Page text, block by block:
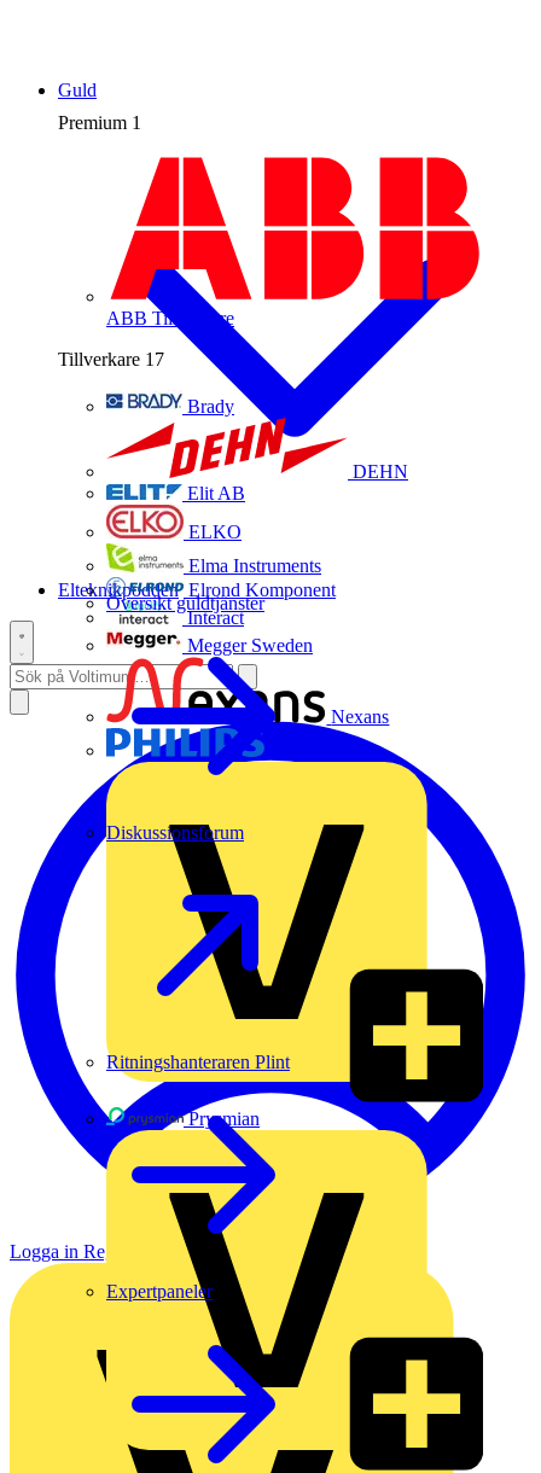
Premium 1
ABB Tillverkare
Tillverkare 17
Brady
DEHN
Elit AB
ELKO
Elma Instruments
Elrond Komponent
Interact
Megger Sweden
Nexans
Prysmian
Guld
Översikt guldtjänster
Diskussionsforum
Ritningshanteraren Plint
Expertpaneler
Elteknikpodden
Logga in Registrera dig